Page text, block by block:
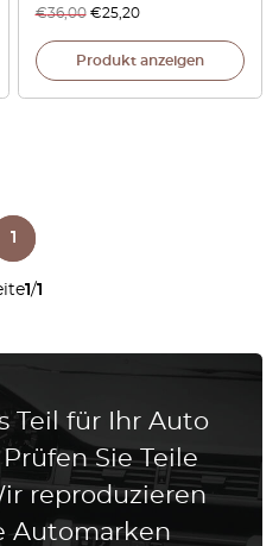
€36,00 €25,20
Produkt anzeigen
1/1
1
Teil für Ihr Auto
Sie Teile
reproduzieren
Automarken